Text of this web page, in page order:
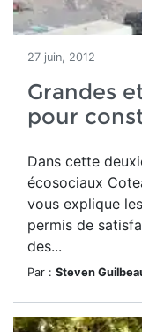
27 juin, 2012
Grandes
pour
Dans cette
écosociaux
vous explique
permis de
des...
Par : Steven